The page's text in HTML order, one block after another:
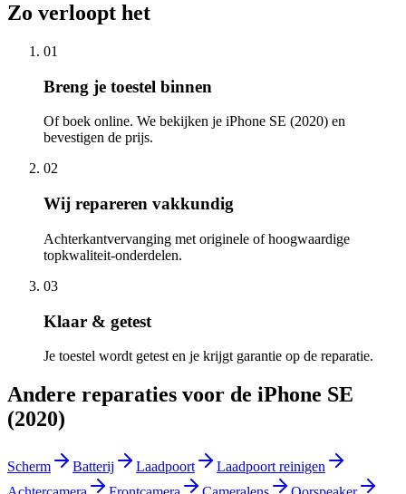
Zo verloopt het
01
Breng je toestel binnen
Of boek online. We bekijken je iPhone SE (2020) en
bevestigen de prijs.
02
Wij repareren vakkundig
Achterkantvervanging met originele of hoogwaardige
topkwaliteit-onderdelen.
03
Klaar & getest
Je toestel wordt getest en je krijgt garantie op de reparatie.
Andere reparaties voor de iPhone SE
(2020)
Scherm Batterij Laadpoort
Laadpoort reinigen